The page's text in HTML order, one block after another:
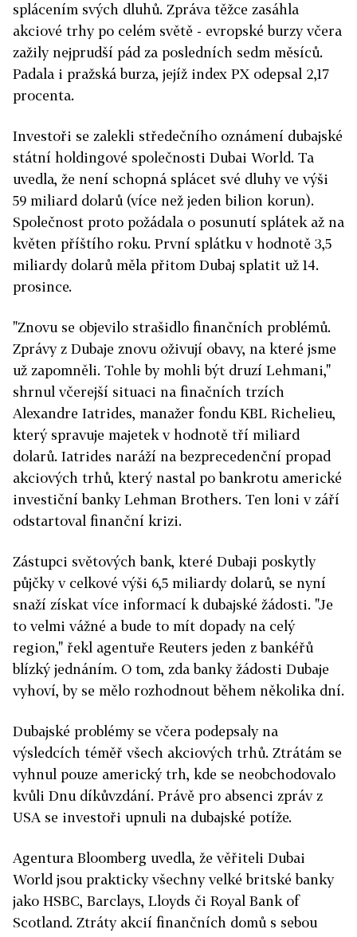
splácením svých dluhů. Zpráva těžce zasáhla
akciové trhy po celém světě - evropské burzy včera
zažily nejprudší pád za posledních sedm měsíců.
Padala i pražská burza, jejíž index PX odepsal 2,17
procenta.
Investoři se zalekli středečního oznámení dubajské
státní holdingové společnosti Dubai World. Ta
uvedla, že není schopná splácet své dluhy ve výši
59 miliard dolarů (více než jeden bilion korun).
Společnost proto požádala o posunutí splátek až na
květen příštího roku. První splátku v hodnotě 3,5
miliardy dolarů měla přitom Dubaj splatit už 14.
prosince.
"Znovu se objevilo strašidlo finančních problémů.
Zprávy z Dubaje znovu oživují obavy, na které jsme
už zapomněli. Tohle by mohli být druzí Lehmani,"
shrnul včerejší situaci na finačních trzích
Alexandre Iatrides, manažer fondu KBL Richelieu,
který spravuje majetek v hodnotě tří miliard
dolarů. Iatrides naráží na bezprecedenční propad
akciových trhů, který nastal po bankrotu americké
investiční banky Lehman Brothers. Ten loni v září
odstartoval finanční krizi.
Zástupci světových bank, které Dubaji poskytly
půjčky v celkové výši 6,5 miliardy dolarů, se nyní
snaží získat více informací k dubajské žádosti. "Je
to velmi vážné a bude to mít dopady na celý
region," řekl agentuře Reuters jeden z bankéřů
blízký jednáním. O tom, zda banky žádosti Dubaje
vyhoví, by se mělo rozhodnout během několika dní.
Dubajské problémy se včera podepsaly na
výsledcích téměř všech akciových trhů. Ztrátám se
vyhnul pouze americký trh, kde se neobchodovalo
kvůli Dnu díkůvzdání. Právě pro absenci zpráv z
USA se investoři upnuli na dubajské potíže.
Agentura Bloomberg uvedla, že věřiteli Dubai
World jsou prakticky všechny velké britské banky
jako HSBC, Barclays, Lloyds či Royal Bank of
Scotland. Ztráty akcií finančních domů s sebou